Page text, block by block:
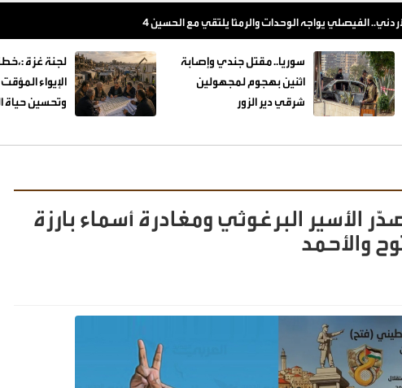
للتوصل إلى اتفاق ونريد حل القضايا عبر المفاوضات
سوريا.. مقتل جندي وإصابة
اثنين بهجوم لمجهولين
شرقي دير الزور
لجنة غزة
الإيواء
وتحسين حياة
الأسير البرغوثي ومغادرة أسماء بارزة
والأحمد